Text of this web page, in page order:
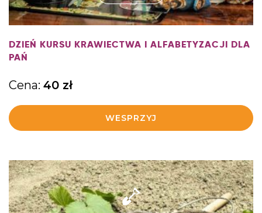
DZIEŃ KURSU KRAWIECTWA I ALFABETYZACJI DLA
PAŃ
Cena: 40 zł
WESPRZYJ